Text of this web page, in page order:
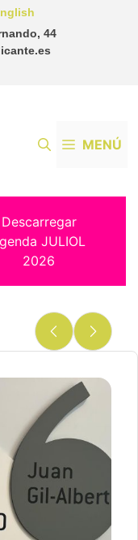
44
MENÚ
Descarregar
JULIOL
2026